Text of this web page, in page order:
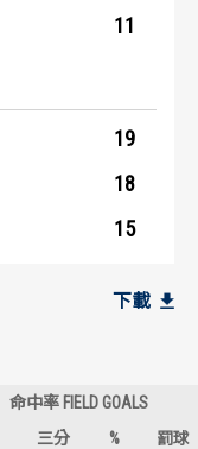
11
19
18
15
42
下載
命中率 FIELD GOALS
三分 %
罰球